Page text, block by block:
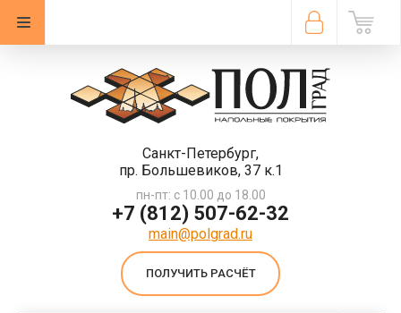
Санкт-Петербург,
пр. Большевиков, 37 к.1
пн-пт: с 10.00 до 18.00
+7 (812) 507-62-32
main@polgrad.ru
ПОЛУЧИТЬ РАСЧЁТ